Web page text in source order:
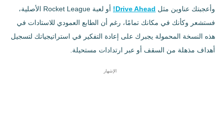
وأعجبتك عناوين مثل Drive Ahead!
أو لعبة Rocket League الأصلية،
فستشعر وكأنك في مكانك تمامًا، رغم أن الطابع العمودي للاستادات في
هذه النسخة المحمولة يجبرك على إعادة التفكير في استراتيجياتك لتسجيل
أهداف مذهلة من السقف أو عبر ارتدادات مستحيلة.
الإشهار